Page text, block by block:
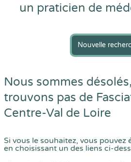
un praticien de
Nouvelle
Nous sommes
trouvons pas de
Centre-Val de Loire
Si vous le souhaitez, vous
en choisissant un des liens ci-